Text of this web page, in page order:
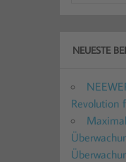
NEUESTE
Revolution